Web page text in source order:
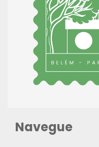
Navegue